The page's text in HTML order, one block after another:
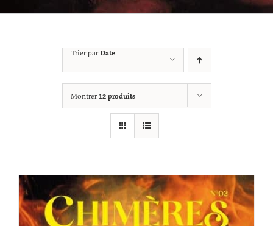
Trier parDate
Montrer12 produits